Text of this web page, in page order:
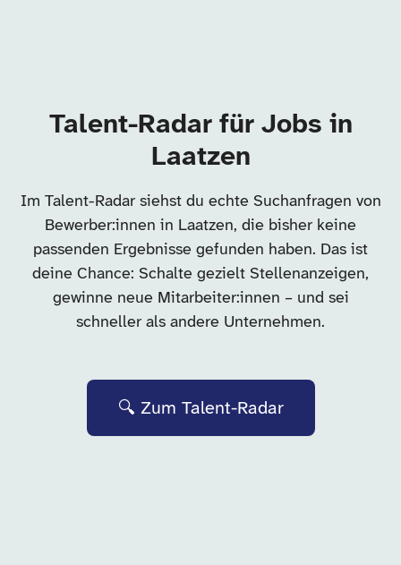
Talent-Radar für Jobs in
Laatzen
Im Talent-Radar siehst du echte Suchanfragen von
Bewerber:innen in Laatzen, die bisher keine
passenden Ergebnisse gefunden haben. Das ist
deine Chance: Schalte gezielt Stellenanzeigen,
gewinne neue Mitarbeiter:innen – und sei
schneller als andere Unternehmen.
🔍 Zum Talent-Radar